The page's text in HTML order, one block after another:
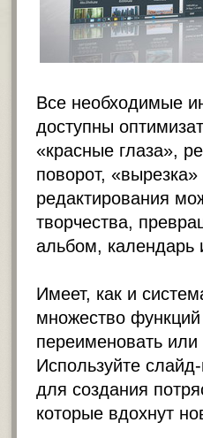
Все необходимые
доступны
«красные глаза»,
поворот,
редактирования
творчества,
альбом, календарь
Имеет, как и
множество
переименовать
Используйте
для создания
которые вдохнут